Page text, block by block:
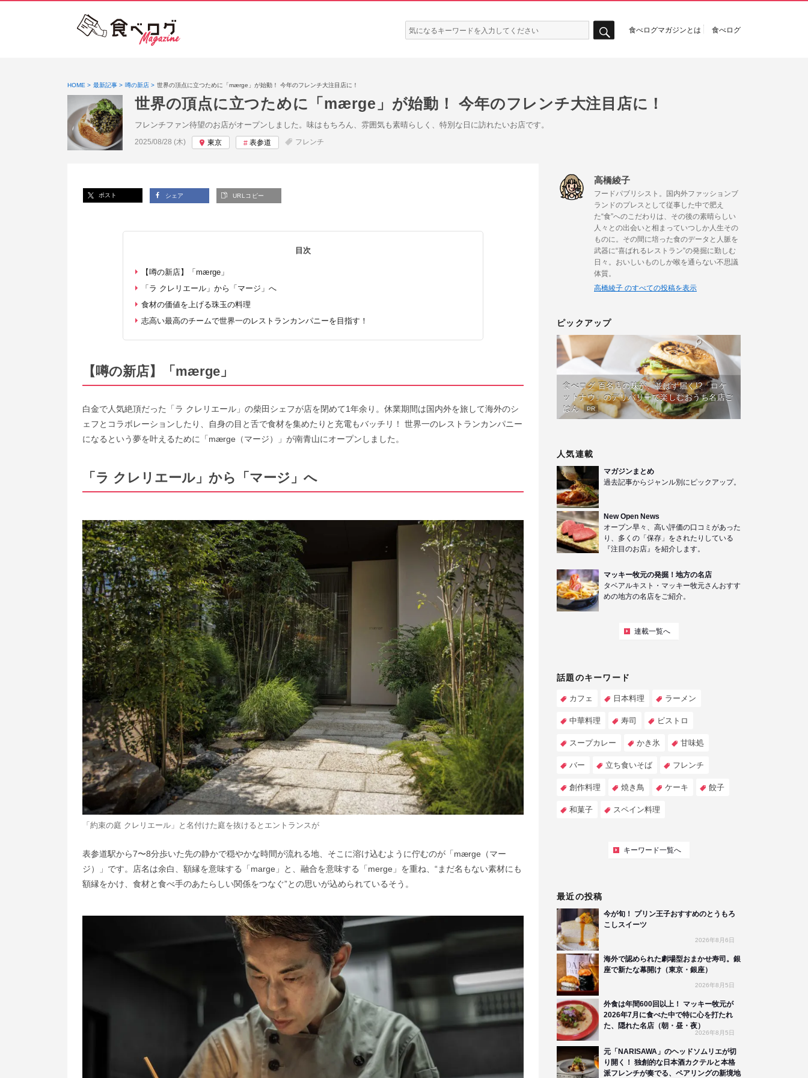
検
索:
食べログマガジンとは 食べログ
HOME 最新記事 噂の新店 世界の頂点に立つために「mærge」が始動！ 今年のフレンチ大注目店に！
世界の頂点に立つために「mærge」が始動！ 今年のフレンチ大注目店に！
フレンチファン待望のお店がオープンしました。味はもちろん、雰囲気も素晴らしく、特別な日に訪れたいお店です。
投稿日:
2025/08/28 (木) 東京 表参道 フレンチ
ポスト シェア URLコピー
目次
【噂の新店】「mærge」
「ラ クレリエール」から「マージ」へ
食材の価値を上げる珠玉の料理
志高い最高のチームで世界一のレストランカンパニーを目指す！
【噂の新店】「mærge」
白金で人気絶頂だった「ラ クレリエール」の柴田シェフが店を閉めて1年余り。休業期間は国内外を旅して海外のシ
ェフとコラボレーションしたり、自身の目と舌で食材を集めたりと充電もバッチリ！ 世界一のレストランカンパニー
になるという夢を叶えるために「mærge（マージ）」が南青山にオープンしました。
「ラ クレリエール」から「マージ」へ
「約束の庭 クレリエール」と名付けた庭を抜けるとエントランスが
表参道駅から7〜8分歩いた先の静かで穏やかな時間が流れる地、そこに溶け込むように佇むのが「mærge（マー
ジ）」です。店名は余白、額縁を意味する「marge」と、融合を意味する「merge」を重ね、“まだ名もない素材にも
額縁をかけ、食材と食べ手のあたらしい関係をつなぐ”との思いが込められているそう。
高橋綾子
フードパブリシスト。国内外ファッションブ
ランドのプレスとして従事した中で肥え
た“食”へのこだわりは、その後の素晴らしい
人々との出会いと相まっていつしか人生その
ものに。その間に培った食のデータと人脈を
武器に“喜ばれるレストラン”の発掘に勤しむ
日々。おいしいものしか喉を通らない不思議
体質。
高橋綾子 のすべての投稿を表示
ピックアップ
食べログ 百名店の味が、並ばず届く!?「ロケ
ットナウ」のデリバリーで楽しむおうち名店ご
はん
PR
人気連載
マガジンまとめ
過去記事からジャンル別にピックアップ。
New Open News
オープン早々、高い評価の口コミがあった
り、多くの「保存」をされたりしている
『注目のお店』を紹介します。
マッキー牧元の発掘！地方の名店
タベアルキスト・マッキー牧元さんおすす
めの地方の名店をご紹介。
連載一覧へ
話題のキーワード
カフェ 日本料理 ラーメン
中華料理 寿司 ビストロ
スープカレー かき氷 甘味処
バー 立ち食いそば フレンチ
創作料理 焼き鳥 ケーキ 餃子
和菓子 スペイン料理
キーワード一覧へ
最近の投稿
今が旬！ プリン王子おすすめのとうもろ
こしスイーツ
2026年8月6日
海外で認められた劇場型おまかせ寿司。銀
座で新たな幕開け（東京・銀座）
2026年8月5日
外食は年間600回以上！ マッキー牧元が
2026年7月に食べた中で特に心を打たれ
た、隠れた名店（朝・昼・夜）
2026年8月5日
元「NARISAWA」のヘッドソムリエが切
り開く！ 独創的な日本酒カクテルと本格
派フレンチが奏でる、ペアリングの新境地